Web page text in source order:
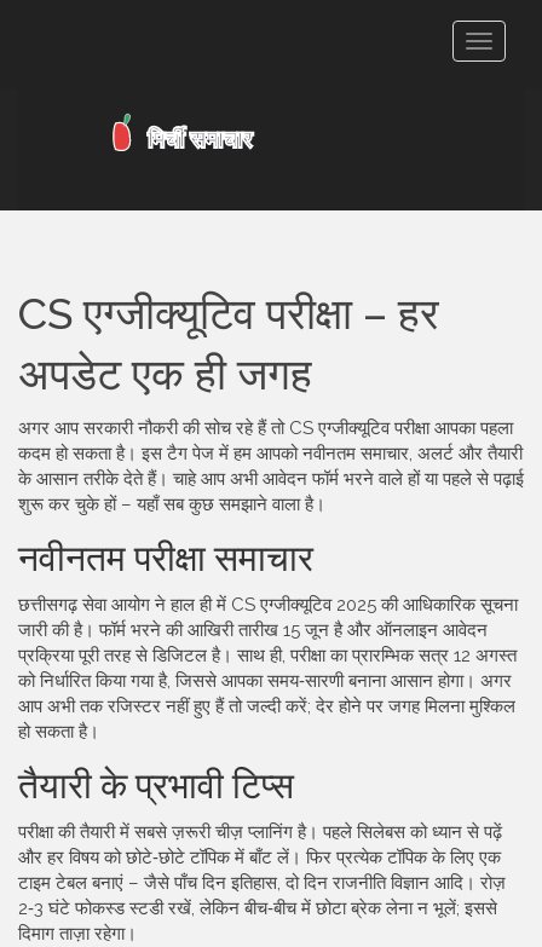
टॉगल
CS एग्जीक्यूटिव परीक्षा – हर
अपडेट एक ही जगह
अगर आप सरकारी नौकरी की सोच रहे हैं तो CS एग्जीक्यूटिव परीक्षा आपका पहला
कदम हो सकता है। इस टैग पेज में हम आपको नवीनतम समाचार, अलर्ट और तैयारी
के आसान तरीके देते हैं। चाहे आप अभी आवेदन फॉर्म भरने वाले हों या पहले से पढ़ाई
शुरू कर चुके हों – यहाँ सब कुछ समझाने वाला है।
नवीनतम परीक्षा समाचार
छत्तीसगढ़ सेवा आयोग ने हाल ही में CS एग्जीक्यूटिव 2025 की आधिकारिक सूचना
जारी की है। फॉर्म भरने की आखिरी तारीख 15 जून है और ऑनलाइन आवेदन
प्रक्रिया पूरी तरह से डिजिटल है। साथ ही, परीक्षा का प्रारम्भिक सत्र 12 अगस्त
को निर्धारित किया गया है, जिससे आपका समय‑सारणी बनाना आसान होगा। अगर
आप अभी तक रजिस्टर नहीं हुए हैं तो जल्दी करें; देर होने पर जगह मिलना मुश्किल
हो सकता है।
तैयारी के प्रभावी टिप्स
परीक्षा की तैयारी में सबसे ज़रूरी चीज़ प्लानिंग है। पहले सिलेबस को ध्यान से पढ़ें
और हर विषय को छोटे‑छोटे टॉपिक में बाँट लें। फिर प्रत्येक टॉपिक के लिए एक
टाइम टेबल बनाएं – जैसे पाँच दिन इतिहास, दो दिन राजनीति विज्ञान आदि। रोज़
2‑3 घंटे फोकस्ड स्टडी रखें, लेकिन बीच‑बीच में छोटा ब्रेक लेना न भूलें; इससे
दिमाग ताज़ा रहेगा।